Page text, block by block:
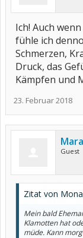
Ich! Auch
fühle ich
Schmerzen,
Druck, das
Kämpfen und
23. Februar 2018
Guest
Zitat von
Mein bald
Klamotten hat
müde. Kann